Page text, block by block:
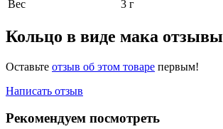
Вес
3 г
Кольцо в виде мака отзывы
Оставьте отзыв об этом товаре первым!
Написать отзыв
Рекомендуем посмотреть